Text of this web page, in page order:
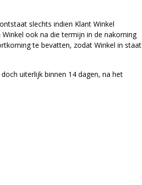
slechts indien Klant Winkel
ook na die termijn in de nakoming
te bevatten, zodat Winkel in staat
uiterlijk binnen 14 dagen, na het